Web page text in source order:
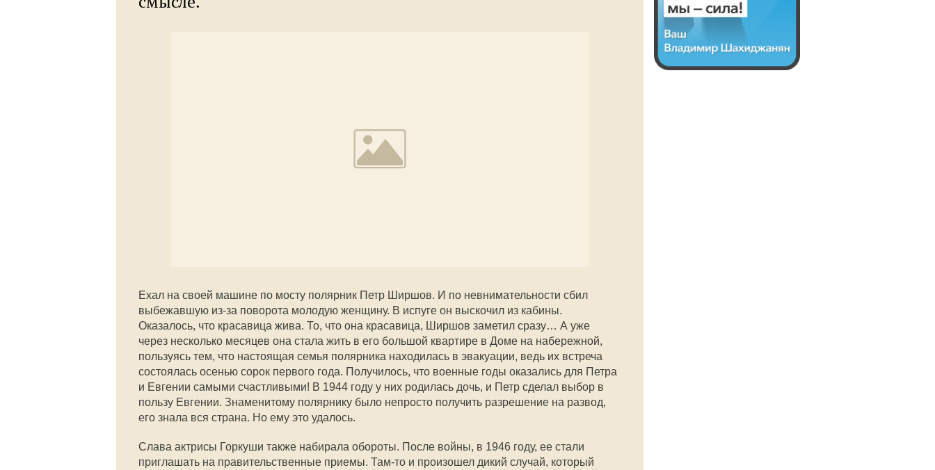
Ехал на своей машине по мосту полярник Петр Ширшов. И по невнимательности сбил
выбежавшую из-за поворота молодую женщину. В испуге он выскочил из кабины.
Оказалось, что красавица жива. То, что она красавица, Ширшов заметил сразу… А уже
через несколько месяцев она стала жить в его большой квартире в Доме на набережной,
пользуясь тем, что настоящая семья полярника находилась в эвакуации, ведь их встреча
состоялась осенью сорок первого года. Получилось, что военные годы оказались для Петра
и Евгении самыми счастливыми! В 1944 году у них родилась дочь, и Петр сделал выбор в
пользу Евгении. Знаменитому полярнику было непросто получить разрешение на развод,
его знала вся страна. Но ему это удалось.
Слава актрисы Горкуши также набирала обороты. После войны, в 1946 году, ее стали
приглашать на правительственные приемы. Там-то и произошел дикий случай, который